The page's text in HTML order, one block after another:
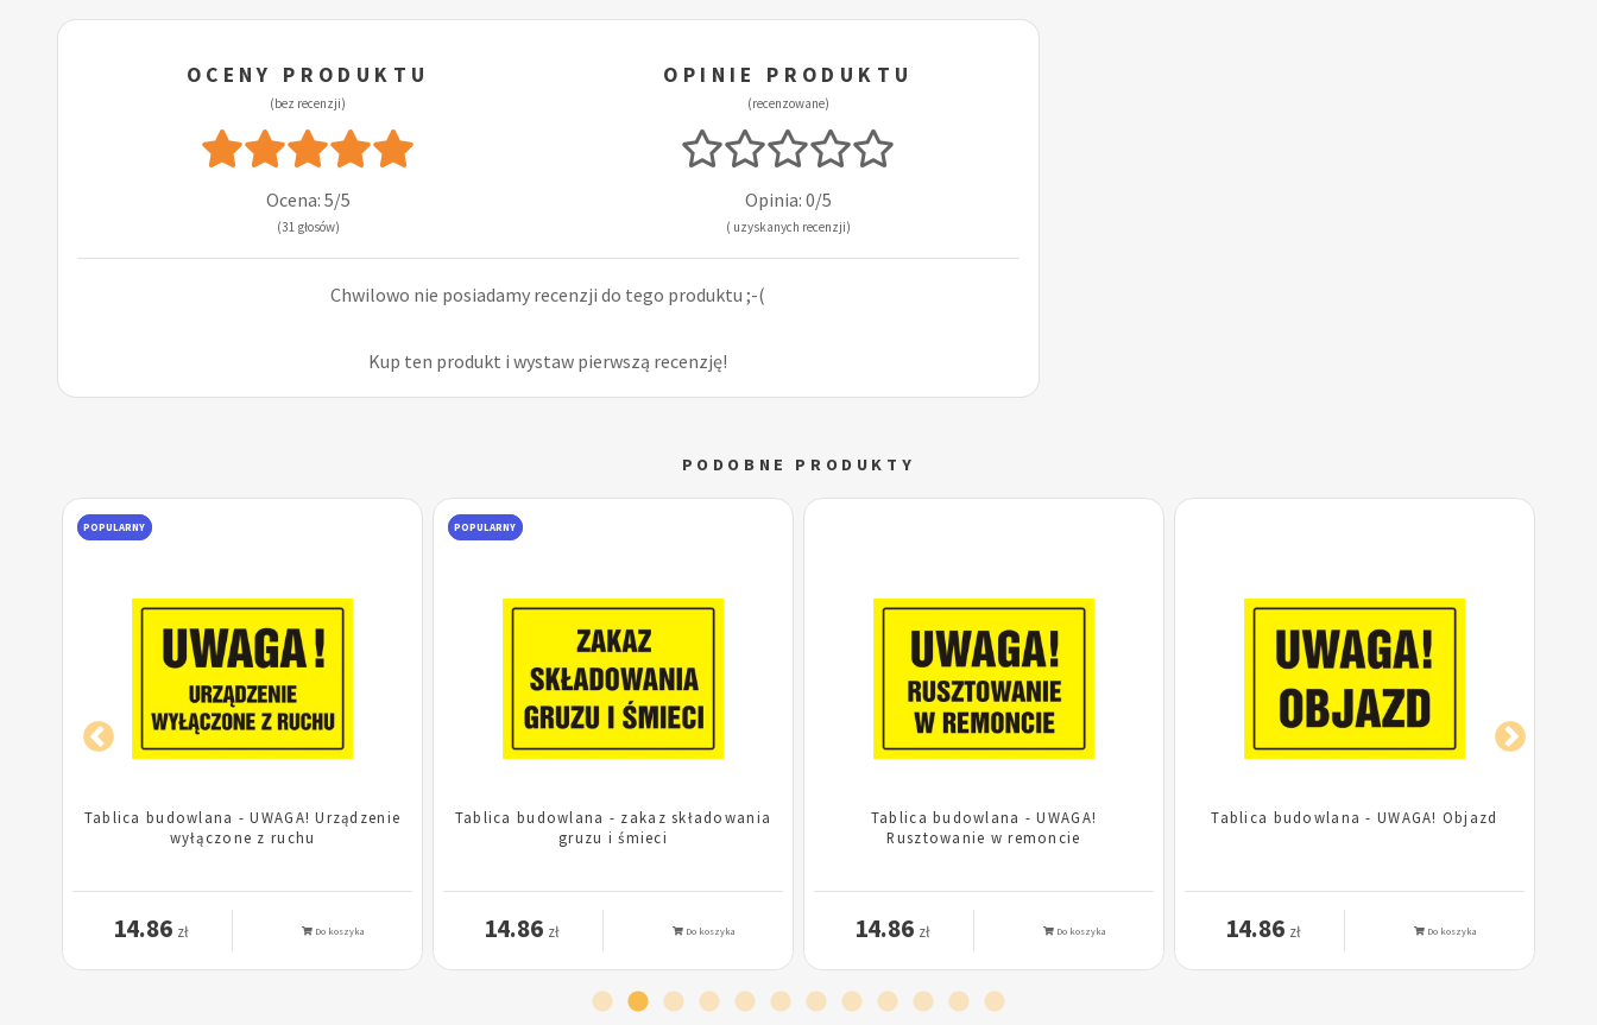
OCENY PRODUKTU
(bez recenzji)
Ocena: 5/5
(31 głosów)
OPINIE PRODUKTU
(recenzowane)
Opinia: 0/5
( uzyskanych recenzji)
Chwilowo nie posiadamy recenzji do tego produktu ;-(
Kup ten produkt i wystaw pierwszą recenzję!
PODOBNE PRODUKTY
POPULARNY
Tablica budowlana - UWAGA! Urządzenie
wyłączone z ruchu
14.86 zł Do koszyka
POPULARNY
Tablica budowlana - zakaz składowania
gruzu i śmieci
14.86 zł Do koszyka
Tablica budowlana - UWAGA!
Rusztowanie w remoncie
14.86 zł Do koszyka
Tablica budowlana - UWAGA! Objazd
14.86 zł Do koszyka